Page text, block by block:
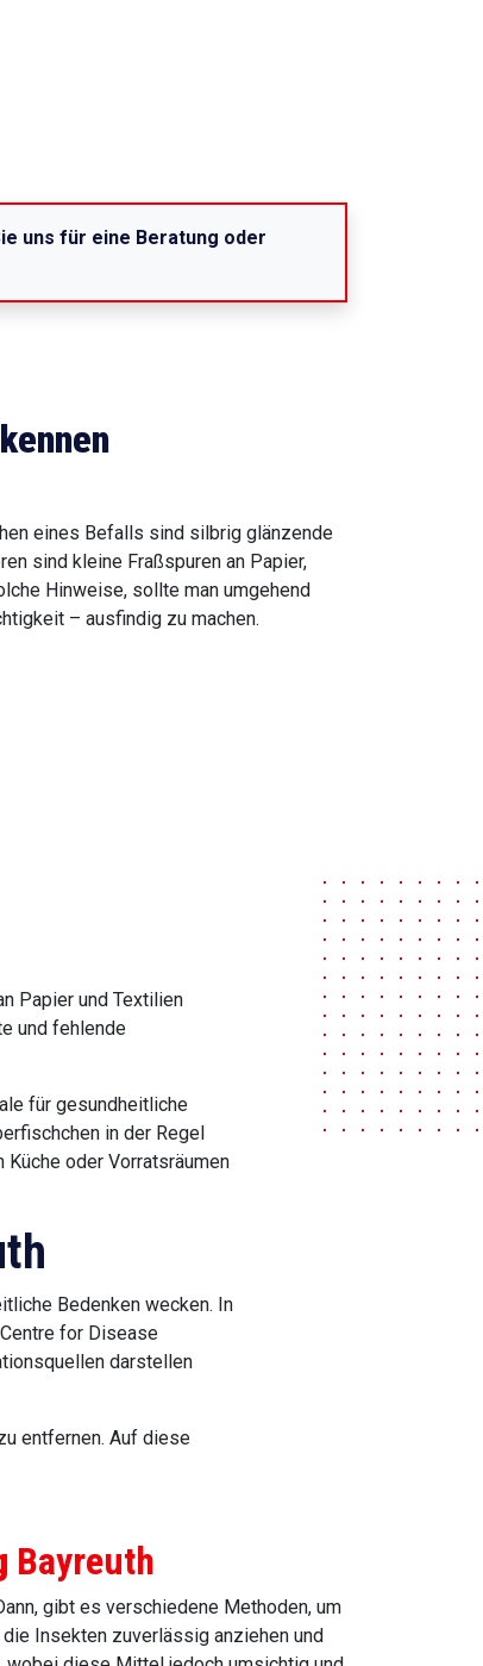
uns für eine Beratung oder
eines Befalls sind silbrig glänzende
sind kleine Fraßspuren an Papier,
Hinweise, sollte man umgehend
– ausfindig zu machen.
Papier und Textilien
und fehlende
für gesundheitliche
in der Regel
oder Vorratsräumen
Bedenken wecken. In
for Disease
darstellen
entfernen. Auf diese
Bayreuth
gibt es verschiedene Methoden, um
Insekten zuverlässig anziehen und